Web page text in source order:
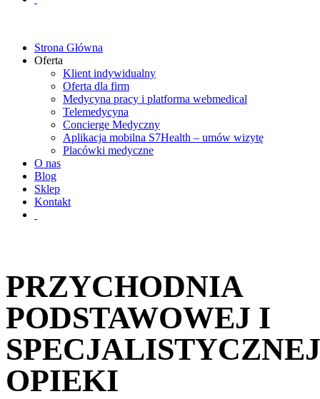
Strona Główna
Oferta
Klient indywidualny
Oferta dla firm
Medycyna pracy i platforma webmedical
Telemedycyna
Concierge Medyczny
Aplikacja mobilna S7Health – umów wizytę
Placówki medyczne
O nas
Blog
Sklep
Kontakt
PRZYCHODNIA
PODSTAWOWEJ I
SPECJALISTYCZNEJ
OPIEKI